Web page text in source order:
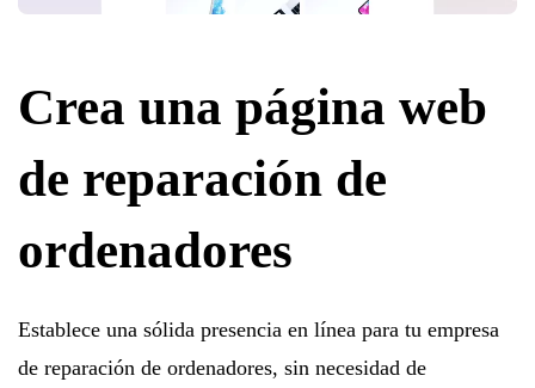
Crea una página web
de reparación de
ordenadores
Establece una sólida presencia en línea para tu empresa
de reparación de ordenadores, sin necesidad de